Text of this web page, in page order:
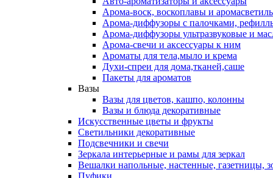
Арома-воск, воскоплавы и
Арома-диффузоры с палочками,
Арома-диффузоры ультразвуковые и
Арома-свечи и аксессуары к ним
Ароматы для тела,мыло и крема
Духи-спреи для дома,тканей,саше
Пакеты для ароматов
Вазы
Вазы для цветов, кашпо, колонны
Вазы и блюда декоративные
Искусственные цветы и фрукты
Светильники декоративные
Подсвечники и свечи
Зеркала интерьерные и рамы для зеркал
Вешалки напольные, настенные, газетницы,
Пуфики